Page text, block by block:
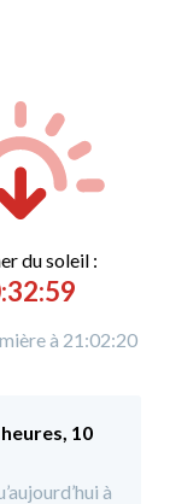
du soleil :
à 21:02:20
10
à